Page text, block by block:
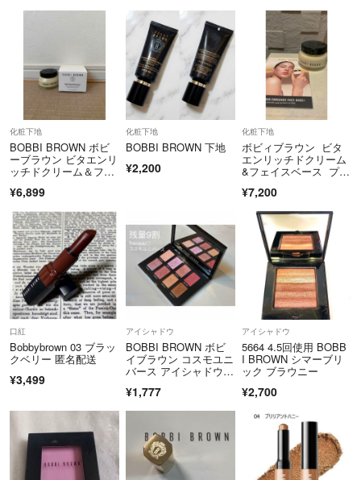
化粧下地
BOBBI BROWN ボビ
ーブラウン ビタエンリ
ッチドクリーム＆フェ
湿クリーム 化粧下地 5
¥6,899
化粧下地
BOBBI BROWN 下地
¥2,200
化粧下地
ボビィブラウン ビタ
エンリッチドクリーム
&フェイスベース プラ
¥7,200
口紅
Bobbybrown 03 ブラッ
クベリー 匿名配送
¥3,499
アイシャドウ
BOBBI BROWN ボビ
イブラウン コスモユニ
バース アイシャドウパ
¥1,777
アイシャドウ
5664 4.5回使用 BOBB
I BROWN シマーブリ
ック ブラウニー
¥2,700